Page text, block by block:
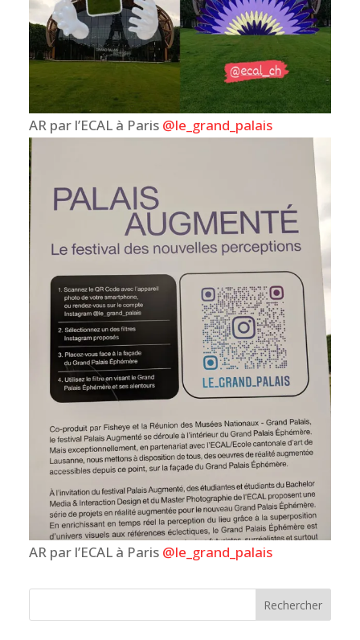
AR par l’ECAL à Paris @le_grand_palais
AR par l’ECAL à Paris @le_grand_palais